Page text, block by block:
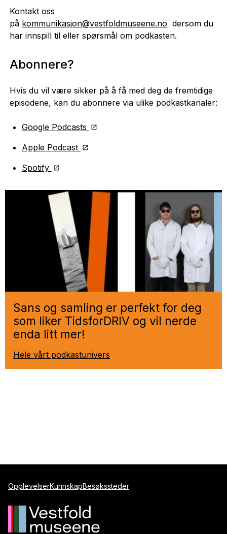
Kontakt oss
på kommunikasjon@vestfoldmuseene.no dersom du
har innspill til eller spørsmål om podkasten.
Abonnere?
Hvis du vil være sikker på å få med deg de fremtidige
episodene, kan du abonnere via ulike podkastkanaler:
Google Podcasts
Apple Podcast
Spotify
Sans og samling er perfekt for deg
som liker TidsforDRIV og vil nerde
enda litt mer!
Hele vårt podkastunivers
OpplevelserKunnskapBesøkssteder